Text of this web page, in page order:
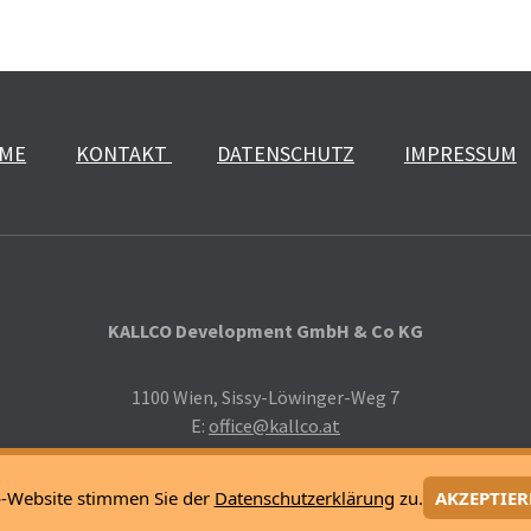
stimmen Sie der Datenschutzerklärung zu.
KONTAKT DATENSCHUTZ IMPRESSUM
KALLCO Development GmbH & Co KG
1100 Wien, Sissy-Löwinger-Weg 7
E: office@kallco.at
T:+43/1/54625-0